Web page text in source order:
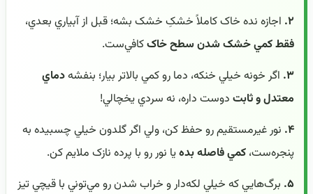
۲. اجازه نده خاک کاملاً خشکِ خشک بشه؛ قبل از آبياري بعدي،
فقط کمي خشک شدن سطح خاککافي‌ست.
۳. اگر خونه خيلي خنکه، دما رو کمي بالاتر بيار؛ بنفشهدماي
معتدل و ثابت دوست داره، نه سردي يخچالي!
۴. نور غيرمستقيم رو حفظ کن، ولي اگر گلدون خيلي چسبيده به
پنجره‌ست، کمي فاصله بدهيا نور رو با پرده نازک ملايم کن.
۵. برگ‌هايي که خيلي لکه‌دار و خراب شدن رو مي‌توني با قيچي تيز